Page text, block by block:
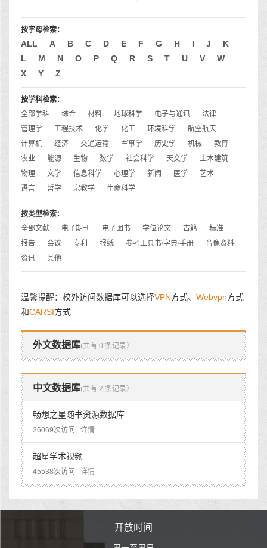
按字母检索：
ALL A B C D E F G H I J
K
L
M N O P Q R S T U V
W
X
Y Z
按学科检索：
全部学科
综合 材料 地球科学 电子与通讯
法律
管理学
工程技术 化学 化工 环境科学
航空航天
计算机
经济 交通运输 军事学 历史学 机械
教育
农业
能源 生物 数学 社会科学 天文学
土木建筑
物理
文学 信息科学 心理学 新闻 医学
艺术
语言
哲学 宗教学 生命科学
按类型检索：
全部文献
电子期刊 电子图书 学位论文 古籍
标准
报告
会议 专利 报纸 参考工具书/字典/手册
音像资料
资讯
其他
温馨提醒：校外访问数据库可以选择VPN方式、 Webvpn方式
和CARSI方式
外文数据库(共有 0 条记录）
中文数据库(共有 2 条记录）
畅想之星随书资源数据库
26069次访问 详情
超星学术视频
45538次访问 详情
开放时间